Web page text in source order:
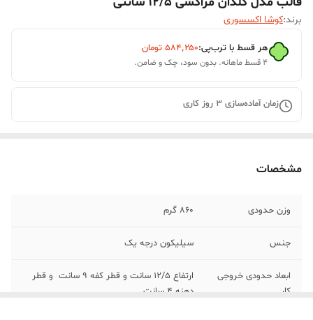
برند:کوشا اکسسوری
هر قسط با ترب‌پی:۵۸۴٬۲۵۰ تومان
۴ قسط ماهانه. بدون سود، چک و ضامن.
زمان آماده‌سازی 3 روز کاری
مشخصات
وزن حدودی 860 گرم
جنس سیلیکون درجه یک
ابعاد حدودی خروجی
کار
ارتفاع 12/5 سانت و قطر کفه 9 سانت و قطر
دهنه 4 سانت